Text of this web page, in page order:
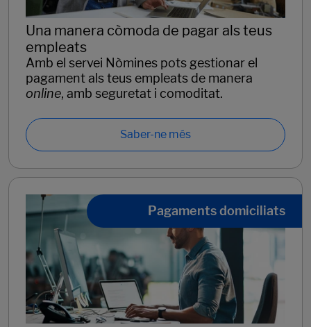
Una manera còmoda de pagar als teus
empleats
Amb el servei Nòmines pots gestionar el
pagament als teus empleats de manera
online, amb seguretat i comoditat.
Saber-ne més
Pagaments domiciliats